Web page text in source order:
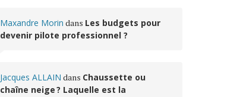
Maxandre Morin dans Les budgets pour
devenir pilote professionnel ?
Jacques ALLAIN dans Chaussette ou
chaîne neige ? Laquelle est la